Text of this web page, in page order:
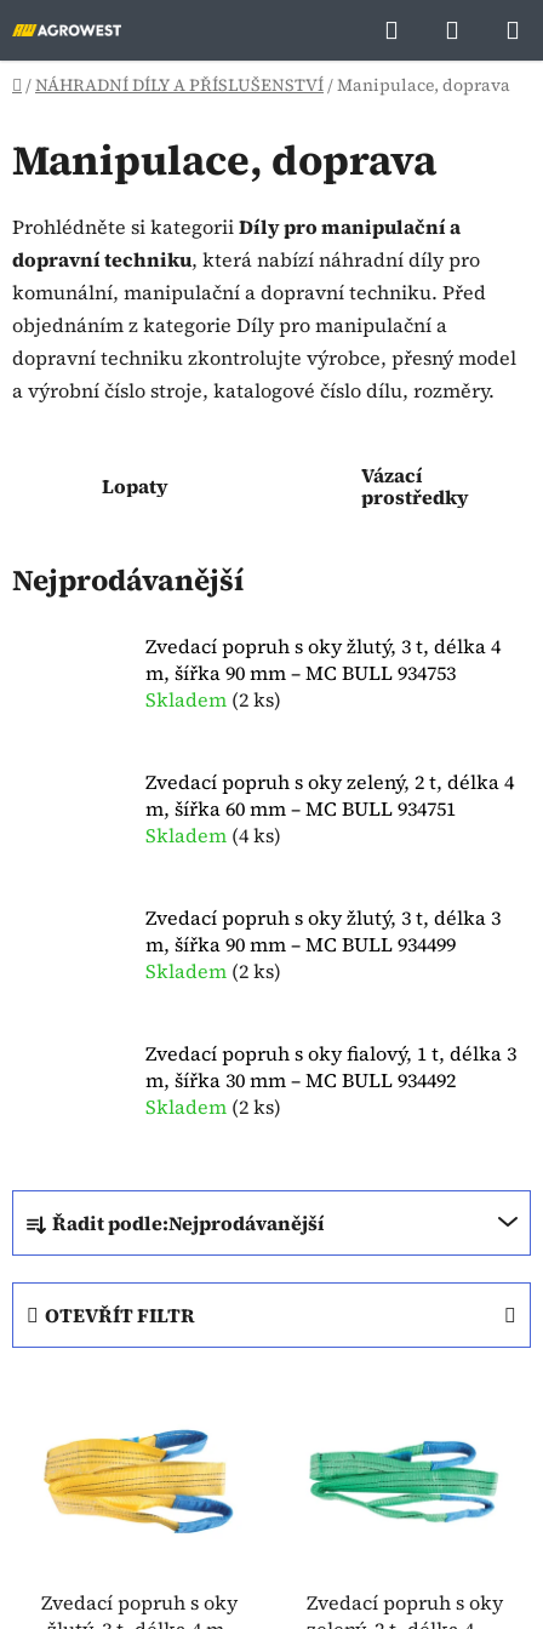
na
obsah
Hledat
KOŠÍK
Domů
/NÁHRADNÍ DÍLY A PŘÍSLUŠENSTVÍ/Manipulace, doprava
Manipulace, doprava
Prohlédněte si kategoriiDíly pro manipulační a
dopravní techniku, která nabízí náhradní díly pro
komunální, manipulační a dopravní techniku. Před
objednáním z kategorie Díly pro manipulační a
dopravní techniku zkontrolujte výrobce, přesný model
a výrobní číslo stroje, katalogové číslo dílu, rozměry.
Lopaty
Vázací
prostředky
Nejprodávanější
Zvedací popruh s oky žlutý, 3 t, délka 4
m, šířka 90 mm – MC BULL 934753
Skladem (2 ks)
Zvedací popruh s oky zelený, 2 t, délka 4
m, šířka 60 mm – MC BULL 934751
Skladem (4 ks)
Zvedací popruh s oky žlutý, 3 t, délka 3
m, šířka 90 mm – MC BULL 934499
Skladem (2 ks)
Zvedací popruh s oky fialový, 1 t, délka 3
m, šířka 30 mm – MC BULL 934492
Skladem (2 ks)
Ř
a
z
n
í
Řadit podle:Nejprodávanější
OTEVŘÍT FILTR
Zvedací popruh s oky
Zvedací popruh s oky